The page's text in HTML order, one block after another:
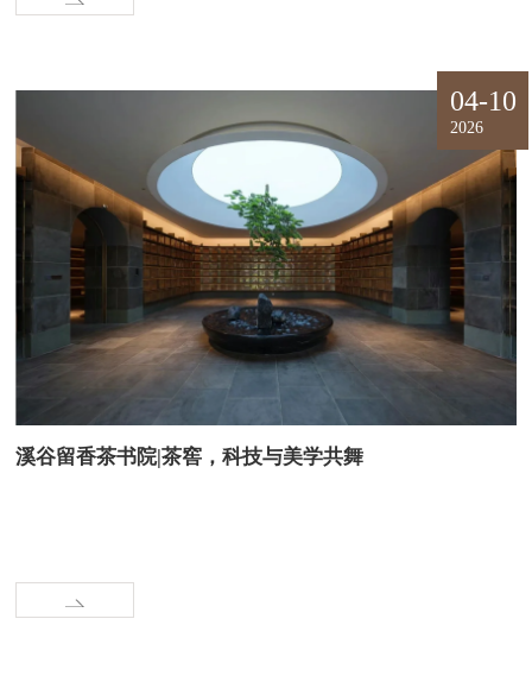
04-10
2026
溪谷留香茶书院|茶窖，科技与美学共舞